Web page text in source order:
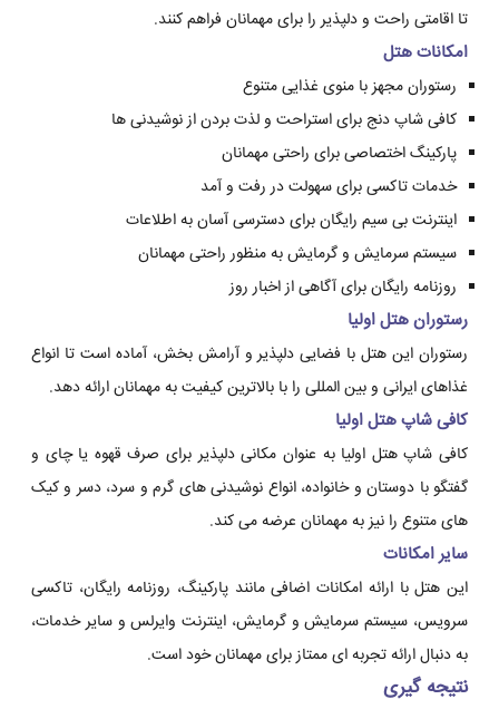
تا اقامتی راحت و دلپذیر را برای مهمانان فراهم کنند.
امکانات هتل
رستوران مجهز با منوی غذایی متنوع
کافی شاپ دنج برای استراحت و لذت بردن از نوشیدنی ها
پارکینگ اختصاصی برای راحتی مهمانان
خدمات تاکسی برای سهولت در رفت و آمد
اینترنت بی سیم رایگان برای دسترسی آسان به اطلاعات
سیستم سرمایش و گرمایش به منظور راحتی مهمانان
روزنامه رایگان برای آگاهی از اخبار روز
رستوران هتل اولیا
رستوران این هتل با فضایی دلپذیر و آرامش بخش، آماده است تا انواع
غذاهای ایرانی و بین المللی را با بالاترین کیفیت به مهمانان ارائه دهد.
کافی شاپ هتل اولیا
کافی شاپ هتل اولیا به عنوان مکانی دلپذیر برای صرف قهوه یا چای و
گفتگو با دوستان و خانواده، انواع نوشیدنی های گرم و سرد، دسر و کیک
های متنوع را نیز به مهمانان عرضه می کند.
سایر امکانات
این هتل با ارائه امکانات اضافی مانند پارکینگ، روزنامه رایگان، تاکسی
سرویس، سیستم سرمایش و گرمایش، اینترنت وایرلس و سایر خدمات،
به دنبال ارائه تجربه ای ممتاز برای مهمانان خود است.
نتیجه گیری